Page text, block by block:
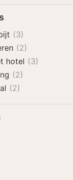
(3)
(2)
hotel (3)
(2)
(2)